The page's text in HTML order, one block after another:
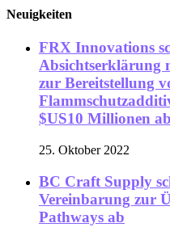
Neuigkeiten
FRX Innovations
Absichtserklärung
zur Bereitstellung
$US10 Millionen ab
25. Oktober 2022
BC Craft Supply
Vereinbarung zur
Pathways ab